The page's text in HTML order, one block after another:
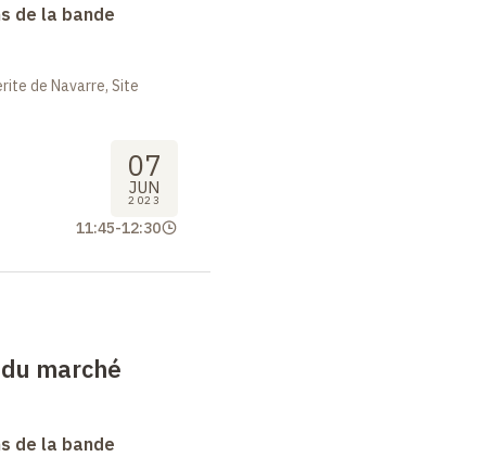
de la bande
de Navarre, Site
07
JUN
2023
11:45-12:30
marché
de la bande